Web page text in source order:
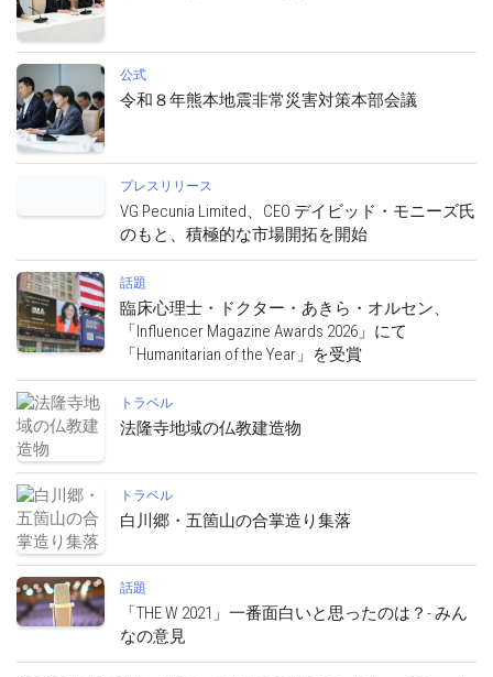
公式
令和８年熊本地震非常災害対策本部会議
プレスリリース
VG Pecunia Limited、CEO デイビッド・モニーズ氏
のもと、積極的な市場開拓を開始
話題
臨床心理士・ドクター・あきら・オルセン、
「Influencer Magazine Awards 2026」にて
「Humanitarian of the Year」を受賞
トラベル
法隆寺地域の仏教建造物
トラベル
白川郷・五箇山の合掌造り集落
話題
「THE W 2021」一番面白いと思ったのは？- みん
なの意見